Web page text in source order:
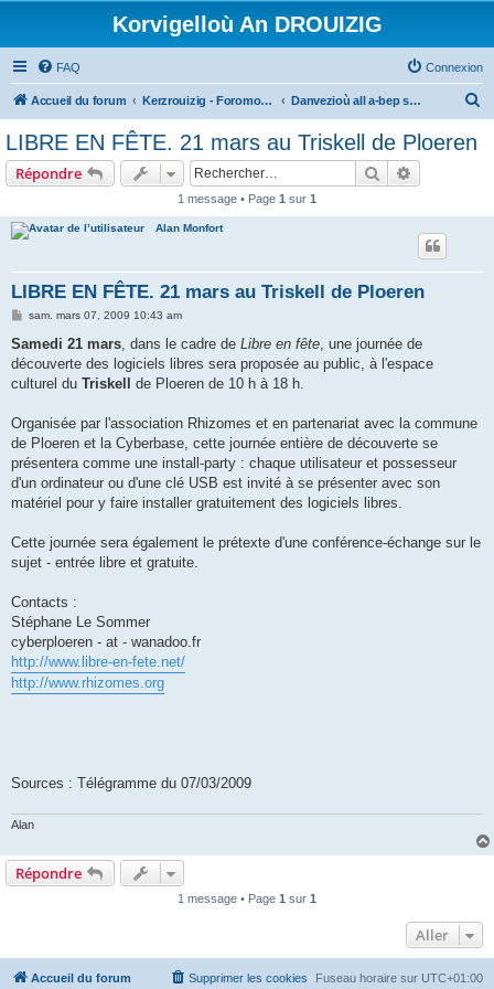
Korvigelloù An DROUIZIG
FAQ Connexion
Accueil du forum Kerzrouizig - Foromoù An Drouizig Danvezioù all a-bep seurt
LIBRE EN FÊTE. 21 mars au Triskell de Ploeren
Répondre Rechercher
1 message • Page 1 sur 1
Alan Monfort
LIBRE EN FÊTE. 21 mars au Triskell de Ploeren
M
s
a
g
sam. mars 07, 2009 10:43 am
Samedi 21 mars, dans le cadre de Libre en fête, une journée de
découverte des logiciels libres sera proposée au public, à l'espace
culturel du Triskell de Ploeren de 10 h à 18 h.
Organisée par l'association Rhizomes et en partenariat avec la commune
de Ploeren et la Cyberbase, cette journée entière de découverte se
présentera comme une install-party : chaque utilisateur et possesseur
d'un ordinateur ou d'une clé USB est invité à se présenter avec son
matériel pour y faire installer gratuitement des logiciels libres.
Cette journée sera également le prétexte d'une conférence-échange sur le
sujet - entrée libre et gratuite.
Contacts :
Stéphane Le Sommer
cyberploeren - at - wanadoo.fr
http://www.libre-en-fete.net/
http://www.rhizomes.org
Sources : Télégramme du 07/03/2009
Alan
Répondre
1 message • Page 1 sur 1
Aller
Accueil du forum Fuseau horaire sur UTC+01:00
Supprimer les cookies